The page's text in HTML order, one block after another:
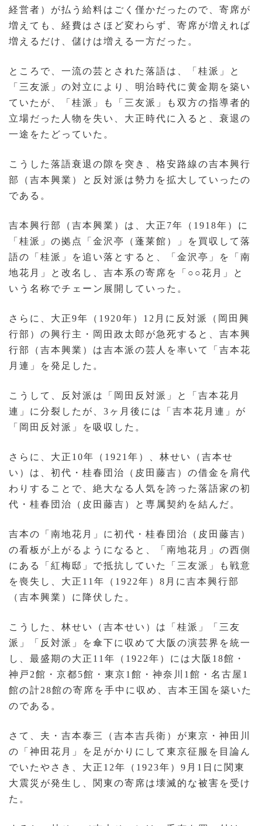
経営者）が払う給料はごく僅かだったので、寄席が
増えても、経費はさほど変わらず、寄席が増えれば
増えるだけ、儲けは増える一方だった。
ところで、一流の芸とされた落語は、「桂派」と
「三友派」の対立により、明治時代に黄金期を築い
ていたが、「桂派」も「三友派」も双方の指導者的
立場だった人物を失い、大正時代に入ると、衰退の
一途をたどっていた。
こうした落語衰退の隙を突き、格安路線の吉本興行
部（吉本興業）と反対派は勢力を拡大していったの
である。
吉本興行部（吉本興業）は、大正7年（1918年）に
「桂派」の拠点「金沢亭（蓬莱館）」を買収して落
語の「桂派」を追い落とすると、「金沢亭」を「南
地花月」と改名し、吉本系の寄席を「○○花月」と
いう名称でチェーン展開していった。
さらに、大正9年（1920年）12月に反対派（岡田興
行部）の興行主・岡田政太郎が急死すると、吉本興
行部（吉本興業）は吉本派の芸人を率いて「吉本花
月連」を発足した。
こうして、反対派は「岡田反対派」と「吉本花月
連」に分裂したが、3ヶ月後には「吉本花月連」が
「岡田反対派」を吸収した。
さらに、大正10年（1921年）、林せい（吉本せ
い）は、初代・桂春団治（皮田藤吉）の借金を肩代
わりすることで、絶大なる人気を誇った落語家の初
代・桂春団治（皮田藤吉）と専属契約を結んだ。
吉本の「南地花月」に初代・桂春団治（皮田藤吉）
の看板が上がるようになると、「南地花月」の西側
にある「紅梅邸」で抵抗していた「三友派」も戦意
を喪失し、大正11年（1922年）8月に吉本興行部
（吉本興業）に降伏した。
こうした、林せい（吉本せい）は「桂派」「三友
派」「反対派」を傘下に収めて大阪の演芸界を統一
し、最盛期の大正11年（1922年）には大阪18館・
神戸2館・京都5館・東京1館・神奈川1館・名古屋1
館の計28館の寄席を手中に収め、吉本王国を築いた
のである。
さて、夫・吉本泰三（吉本吉兵衛）が東京・神田川
の「神田花月」を足がかりにして東京征服を目論ん
でいたやさき、大正12年（1923年）9月1日に関東
大震災が発生し、関東の寄席は壊滅的な被害を受け
た。